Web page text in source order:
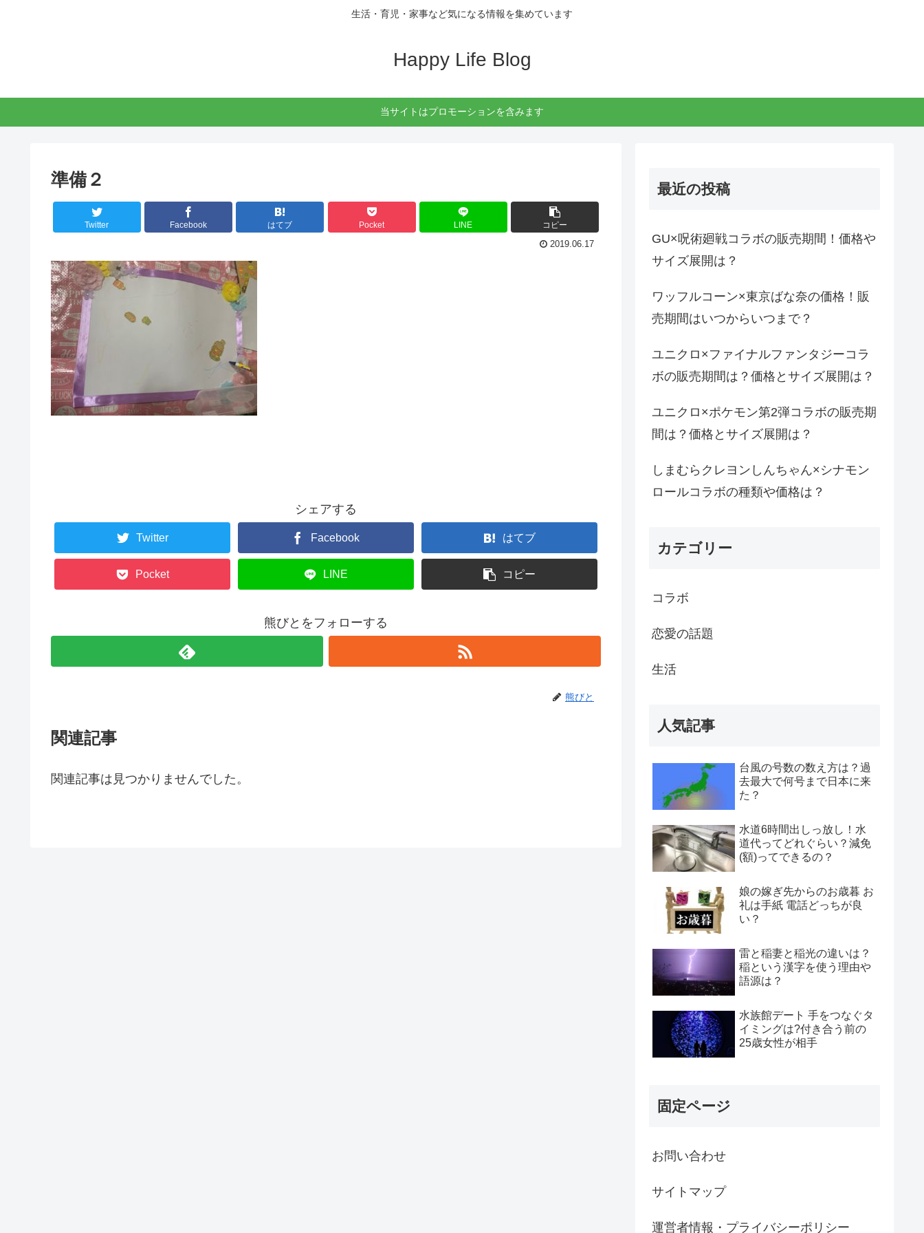
生活・育児・家事など気になる情報を集めています
Happy Life Blog
当サイトはプロモーションを含みます
準備２
Twitter Facebook はてブ Pocket LINE コピー
2019.06.17
シェアする
Twitter Facebook はてブ
Pocket LINE コピー
熊びとをフォローする
熊びと
関連記事
関連記事は見つかりませんでした。
最近の投稿
GU×呪術廻戦コラボの販売期間！価格や
サイズ展開は？
ワッフルコーン×東京ばな奈の価格！販
売期間はいつからいつまで？
ユニクロ×ファイナルファンタジーコラ
ボの販売期間は？価格とサイズ展開は？
ユニクロ×ポケモン第2弾コラボの販売期
間は？価格とサイズ展開は？
しまむらクレヨンしんちゃん×シナモン
ロールコラボの種類や価格は？
カテゴリー
コラボ
恋愛の話題
生活
人気記事
台風の号数の数え方は？過
去最大で何号まで日本に来
た？
水道6時間出しっ放し！水
道代ってどれぐらい？減免
(額)ってできるの？
娘の嫁ぎ先からのお歳暮 お
礼は手紙 電話どっちが良
い？
雷と稲妻と稲光の違いは？
稲という漢字を使う理由や
語源は？
水族館デート 手をつなぐタ
イミングは?付き合う前の
25歳女性が相手
固定ページ
お問い合わせ
サイトマップ
運営者情報・プライバシーポリシー